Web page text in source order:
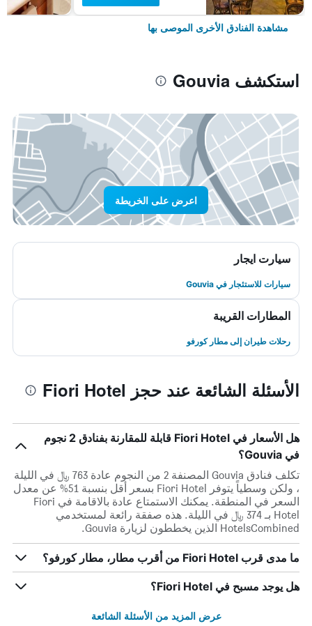
مشاهدة الفنادق الأخرى الموصى بها
استكشف Gouvia
اعرض على الخريطة
سيارت ايجار
سيارات للاستئجار في Gouvia
المطارات القريبة
رحلات طيران إلى مطار كورفو
الأسئلة الشائعة عند حجز Fiori Hotel
هل الأسعار في Fiori Hotel قابلة للمقارنة بفنادق 2 نجوم
في Gouvia؟
تكلف فنادق Gouvia المصنفة 2 من النجوم عادة 763 ﷼ في الليلة
، ولكن وسطياً يتوفر Fiori Hotel بسعر أقل بنسبة 51% عن معدل
السعر في المنطقة. يمكنك الاستمتاع عادة بالاقامة في Fiori
Hotel بـ 374 ﷼ في الليلة. هذه صفقة رائعة لمستخدمي
HotelsCombined الذين يخططون لزيارة Gouvia.
ما مدى قرب Fiori Hotel من أقرب مطار، مطار كورفو؟
هل يوجد مسبح في Fiori Hotel؟
عرض المزيد من الأسئلة الشائعة